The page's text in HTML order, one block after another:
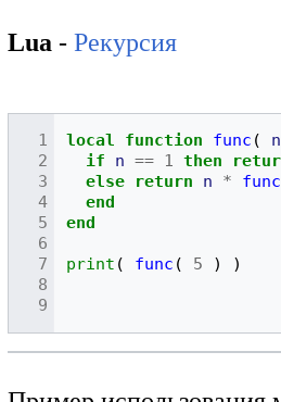
Lua - Рекурсия
local function func ( n
if
n == 1 then
else
return n * func
end
end
print ( func ( 5 ) )